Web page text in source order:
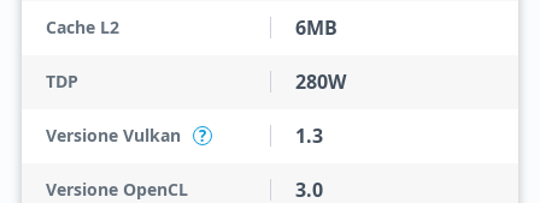
Cache L2 6MB
TDP 280W
Versione Vulkan ? 1.3
Versione OpenCL 3.0